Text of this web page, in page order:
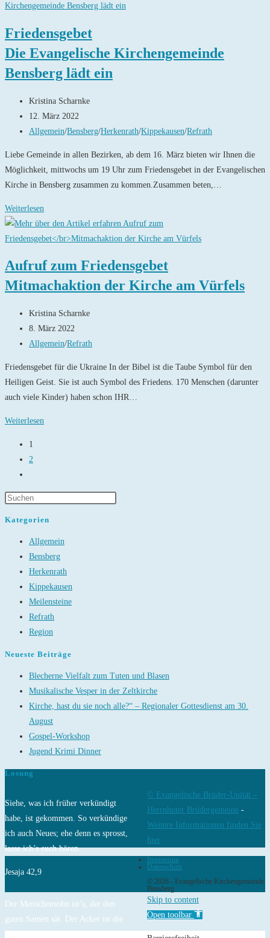
ukrainische
–
Kinderbetreuung
Hilfe
bei
individuellen
Kontakten
Friedensgebet
Die Evangelische Kirchengemeinde
Bensberg lädt ein
Beitrags-
Autor:
Kristina Scharnke
Beitrag
veröffentlicht:
12. März 2022
Beitrags-
Allgemein/Bensberg/Herkenrath/Kippekausen/Refrath
Liebe Gemeinde in allen Bezirken, ab dem 16. März bieten wir Ihnen die
Möglichkeit, mittwochs um 19 Uhr zum Friedensgebet in der Evangelischen
Kirche in Bensberg zusammen zu kommen.Zusammen beten,…
Weiterlesen
Die
Evangelische
Bensberg
lädt
Aufruf zum Friedensgebet
Mitmachaktion der Kirche am Vürfels
Beitrags-
Autor:
Kristina Scharnke
Beitrag
veröffentlicht:
8. März 2022
Beitrags-
Allgemein/Refrath
Friedensgebet für die Ukraine In der Bibel ist die Taube Symbol für den
Heiligen Geist. Sie ist auch Symbol des Friedens. 170 Menschen (darunter
auch viele Kinder) haben schon IHR…
Weiterlesen
Kirche
1
2
nächsten
Seite
Kategorien
Allgemein
Bensberg
Herkenrath
Kippekausen
Meilensteine
Refrath
Region
Neueste Beiträge
Blecherne Vielfalt zum Tuten und Blasen
Musikalische Vesper in der Zeltkirche
Kirche, hast du sie noch alle?“ – Regionaler Gottesdienst am 30.
August
Gospel-Workshop
Jugend Krimi Dinner
Losung
Siehe, was ich früher verkündigt
habe, ist gekommen. So verkündige
ich auch Neues; ehe denn es sprosst,
lasse ich’s euch hören.
Jesaja 42,9
Der Menschensohn ist’s, der den
guten Samen sät. Der Acker ist die
© Evangelische Brüder-Unität –
Herrnhuter Brüdergemeine -
Weitere Informationen finden Sie
hier
Impressum
Datenschutz
© 2026 - Evangelische Kirchengemeinde
Bensberg
Skip to content
Open toolbar